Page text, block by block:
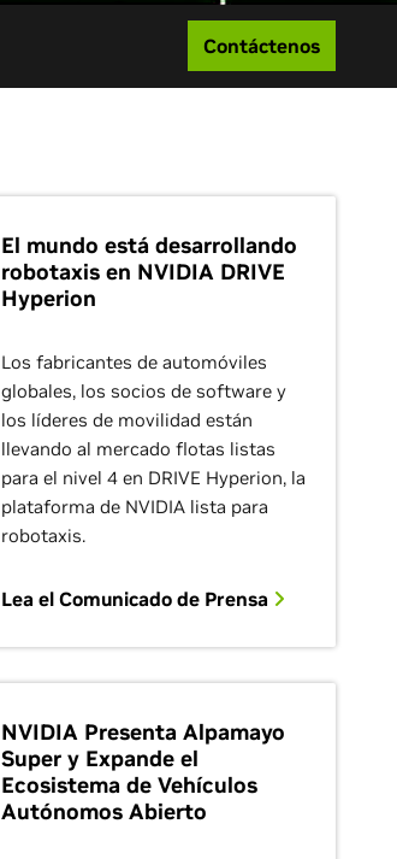
Contáctenos
El mundo está desarrollando
robotaxis en NVIDIA DRIVE
Hyperion
Los fabricantes de automóviles
globales, los socios de software y
los líderes de movilidad están
llevando al mercado flotas listas
para el nivel 4 en DRIVE Hyperion, la
plataforma de NVIDIA lista para
robotaxis.
Lea el Comunicado de Prensa
NVIDIA Presenta Alpamayo
Super y Expande el
Ecosistema de Vehículos
Autónomos Abierto